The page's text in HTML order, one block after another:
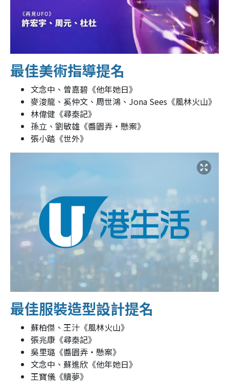
最佳美術指導提名
文念中、曾嘉碧《他年她日》
麥浚龍、奚仲文、周世鴻、Jona Sees《風林火山》
林偉健《尋秦記》
孫立、劉敏雄《醬園弄‧懸案》
張小踏《世外》
最佳服裝造型設計提名
蘇柏傑、王汁《風林火山》
張兆康《尋秦記》
吳里璐《醬園弄‧懸案》
文念中、蘇進欣《他年她日》
王寶儀《贖夢》